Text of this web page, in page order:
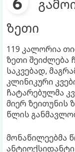
ზეთი
119 კალორია
ზეთი
საკვებად,
კლინიკური
ჩატარებულმა
მიერ ზეითუნის
წლის
მონაწილეებმა